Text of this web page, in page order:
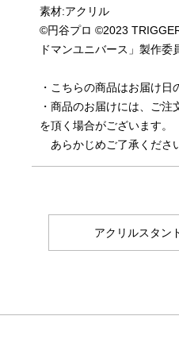
素材:アクリル
©円谷プロ ©2023
ドマンユニバース」製作委
・こちらの商品はお届け日
・商品のお届けには、ご
を頂く場合がございます。
あらかじめご了承くださ
アクリルスタン